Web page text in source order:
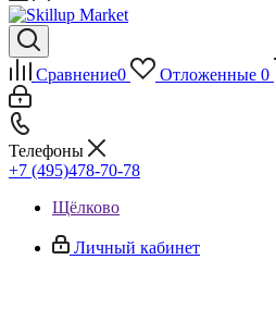
Сравнение0 Отложенные 0
Телефоны
+7 (495)478-70-78
Щёлково
Личный кабинет